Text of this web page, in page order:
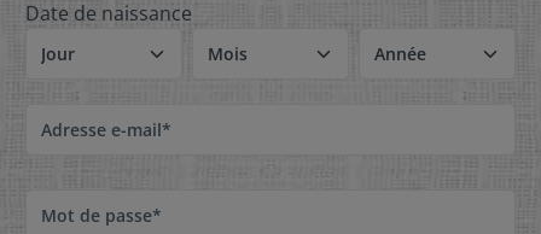
Date de naissance
Adresse e-mail*
Mot de passe*